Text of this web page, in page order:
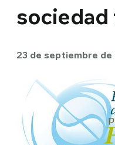
sociedad
23 de septiembre de